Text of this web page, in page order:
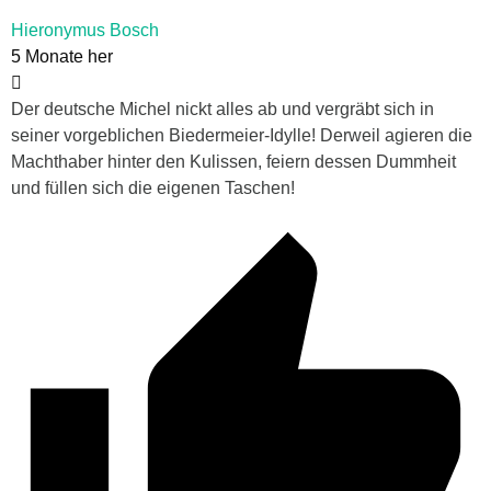
Hieronymus Bosch
5 Monate her
Der deutsche Michel nickt alles ab und vergräbt sich in
seiner vorgeblichen Biedermeier-Idylle! Derweil agieren die
Machthaber hinter den Kulissen, feiern dessen Dummheit
und füllen sich die eigenen Taschen!